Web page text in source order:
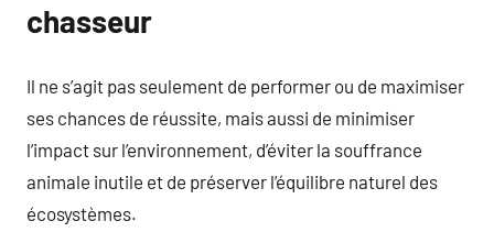
chasseur
Il ne s’agit pas seulement de performer ou de maximiser
ses chances de réussite, mais aussi de minimiser
l’impact sur l’environnement, d’éviter la souffrance
animale inutile et de préserver l’équilibre naturel des
écosystèmes.